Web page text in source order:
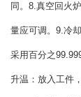
同。8.真空回火
量应可调。9.冷
采用百分之
升温：放入工件